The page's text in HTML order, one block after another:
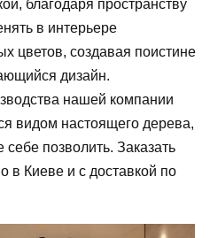
благодаря пространству
в интерьере
цветов, создавая поистине
дизайн.
нашей компании
видом настоящего дерева,
позволить. Заказать
в Киеве и с доставкой по